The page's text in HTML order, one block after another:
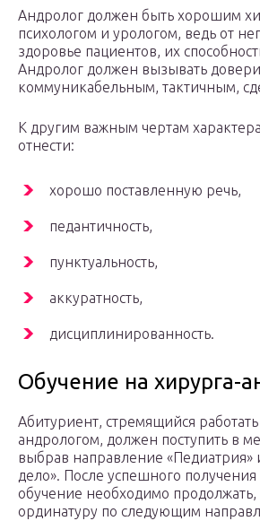
Андролог должен быть хорошим
психологом и урологом, ведь от
здоровье пациентов, их
Андролог должен вызывать
коммуникабельным, тактичным,
К другим важным чертам характера
отнести:
хорошо поставленную речь,
педантичность,
пунктуальность,
аккуратность,
дисциплинированность.
Обучение на хирурга-
Абитуриент, стремящийся
андрологом, должен поступить в
выбрав направление «Педиатрия»
дело». После успешного
обучение необходимо продолжать,
ординатуру по следующим